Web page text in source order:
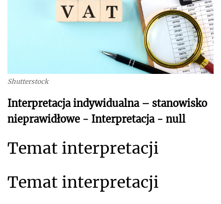
Shutterstock
Interpretacja indywidualna – stanowisko
nieprawidłowe - Interpretacja - null
Temat interpretacji
Temat interpretacji